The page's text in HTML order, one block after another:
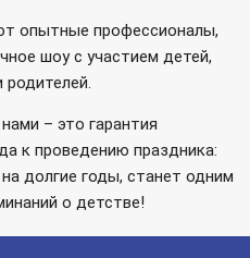
опытные профессионалы,
шоу с участием детей,
родителей.
– это гарантия
к проведению праздника:
долгие годы, станет одним
о детстве!